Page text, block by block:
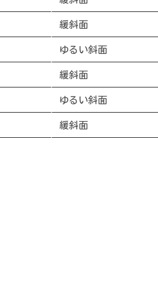
緩斜面
ゆるい斜面
緩斜面
ゆるい斜面
緩斜面